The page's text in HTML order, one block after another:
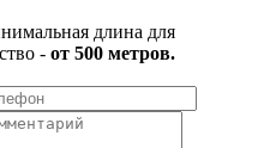
длина для
- от 500 метров.